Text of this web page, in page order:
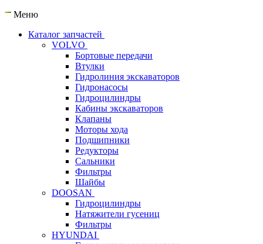
Меню
Каталог запчастей
VOLVO
Бортовые передачи
Втулки
Гидролиния экскаваторов
Гидронасосы
Гидроцилиндры
Кабины экскаваторов
Клапаны
Моторы хода
Подшипники
Редукторы
Сальники
Фильтры
Шайбы
DOOSAN
Гидроцилиндры
Натяжители гусениц
Фильтры
HYUNDAI